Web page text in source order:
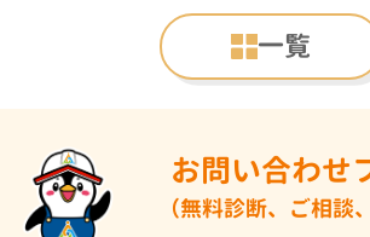
一覧
お問い合わせ
（無料診断、ご相談